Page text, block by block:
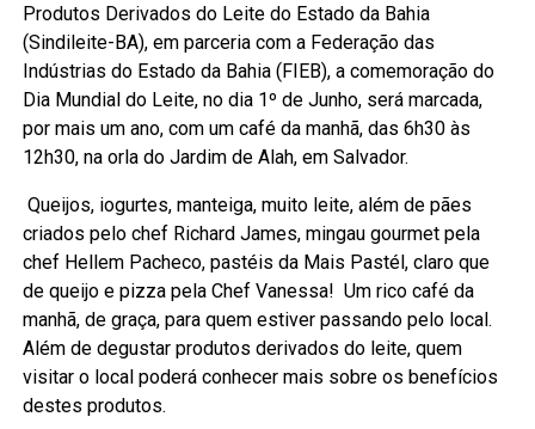
Produtos Derivados do Leite do Estado da Bahia
(Sindileite-BA), em parceria com a Federação das
Indústrias do Estado da Bahia (FIEB), a comemoração do
Dia Mundial do Leite, no dia 1º de Junho, será marcada,
por mais um ano, com um café da manhã, das 6h30 às
12h30, na orla do Jardim de Alah, em Salvador.
Queijos, iogurtes, manteiga, muito leite, além de pães
criados pelo chef Richard James, mingau gourmet pela
chef Hellem Pacheco, pastéis da Mais Pastél, claro que
de queijo e pizza pela Chef Vanessa! Um rico café da
manhã, de graça, para quem estiver passando pelo local.
Além de degustar produtos derivados do leite, quem
visitar o local poderá conhecer mais sobre os benefícios
destes produtos.